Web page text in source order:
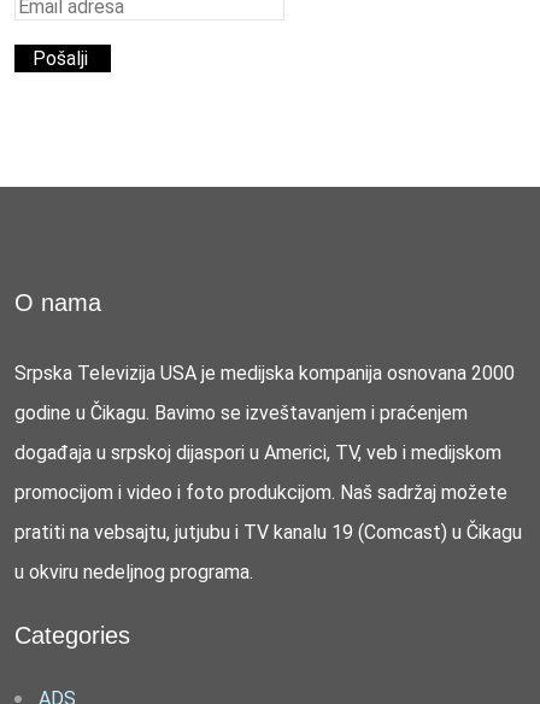
O nama
Srpska Televizija USA je medijska kompanija osnovana 2000
godine u Čikagu. Bavimo se izveštavanjem i praćenjem
događaja u srpskoj dijaspori u Americi, TV, veb i medijskom
promocijom i video i foto produkcijom. Naš sadržaj možete
pratiti na vebsajtu, jutjubu i TV kanalu 19 (Comcast) u Čikagu
u okviru nedeljnog programa.
Categories
ADS